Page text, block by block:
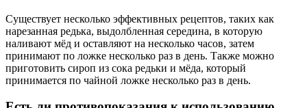
Существует несколько эффективных рецептов, таких как
нарезанная редька, выдолбленная середина, в которую
наливают мёд и оставляют на несколько часов, затем
принимают по ложке несколько раз в день. Также можно
приготовить сироп из сока редьки и мёда, который
принимается по чайной ложке несколько раз в день.